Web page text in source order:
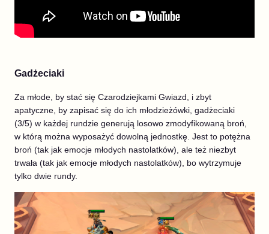
Gadżeciaki
Za młode, by stać się Czarodziejkami Gwiazd, i zbyt
apatyczne, by zapisać się do ich młodzieżówki, gadżeciaki
(3/5) w każdej rundzie generują losowo zmodyfikowaną broń,
w którą można wyposażyć dowolną jednostkę. Jest to potężna
broń (tak jak emocje młodych nastolatków), ale też niezbyt
trwała (tak jak emocje młodych nastolatków), bo wytrzymuje
tylko dwie rundy.